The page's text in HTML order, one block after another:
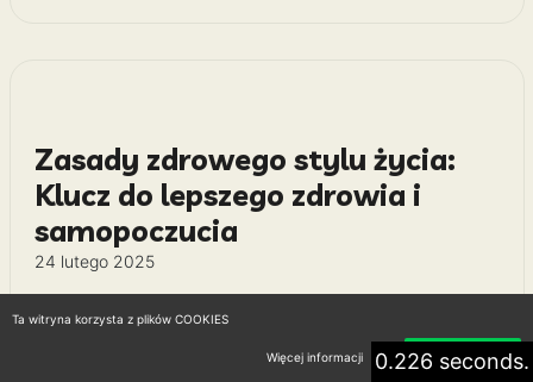
Zasady zdrowego stylu życia:
Klucz do lepszego zdrowia i
samopoczucia
24 lutego 2025
Zasady zdrowego stylu życia mają moc
transformacji! Odkryj, jak zbalansowana dieta i
aktywność mogą zmienić Twoje życie. Co się0.226 seconds.
Ta witryna korzysta z plików COOKIES
Więcej informacji Akceptuję